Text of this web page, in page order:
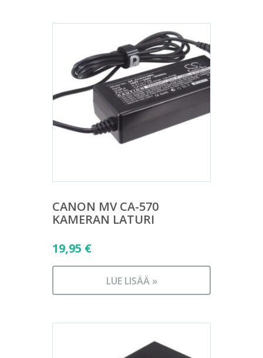
CANON MV CA-570
KAMERAN LATURI
19,95 €
LUE LISÄÄ »